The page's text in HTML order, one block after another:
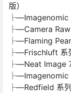
版）
├—Imagenomic
├—Camera Raw
├—Flaming
├—Frischluft 系
├—Neat Image
├—Imagenomic
├—Redfield 系